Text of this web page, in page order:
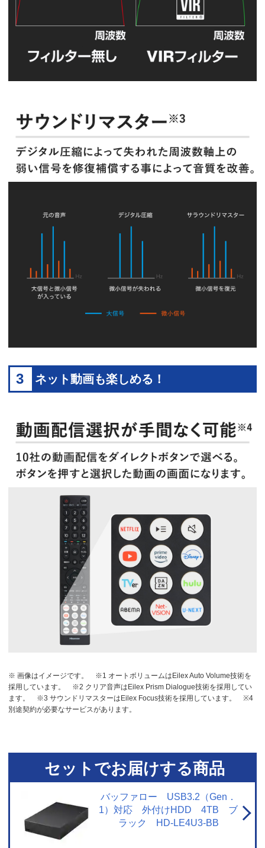
3 ネット動画も楽しめる！
※ 画像はイメージです。
※1 オートボリュームはEilex Auto Volume技術を
採用しています。
※2 クリア音声はEilex Prism Dialogue技術を採用してい
ます。
※3 サウンドリマスターはEilex Focus技術を採用しています。
※4
別途契約が必要なサービスがあります。
セットでお届けする商品
バッファロー USB3.2（Gen．
1）対応 外付けHDD 4TB ブ
ラック HD-LE4U3-BB